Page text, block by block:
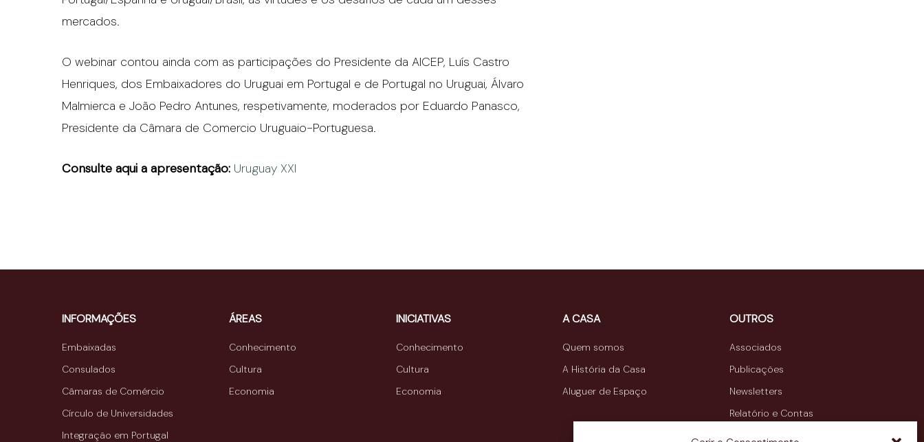
mercados.
O webinar contou ainda com as participações do Presidente da AICEP, Luís Castro
Henriques, dos Embaixadores do Uruguai em Portugal e de Portugal no Uruguai, Álvaro
Malmierca e João Pedro Antunes, respetivamente, moderados por Eduardo Panasco,
Presidente da Câmara de Comercio Uruguaio-Portuguesa.
Consulte aqui a apresentação: Uruguay XXI
INFORMAÇÕES
Embaixadas
Consulados
Câmaras de Comércio
Círculo de Universidades
Integração em Portugal
ÁREAS
Conhecimento
Cultura
Economia
INICIATIVAS
Conhecimento
Cultura
Economia
A CASA
Quem somos
A História da Casa
Aluguer de Espaço
OUTROS
Associados
Publicações
Newsletters
Relatório e Contas